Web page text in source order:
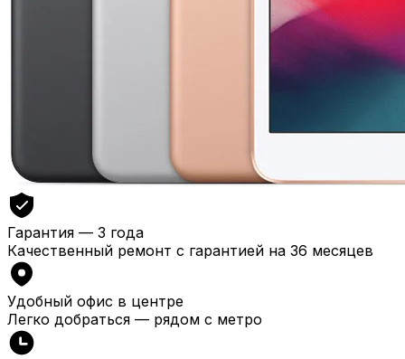
Гарантия — 3 года
Качественный ремонт с гарантией на 36 месяцев
Удобный офис в центре
Легко добраться — рядом с метро